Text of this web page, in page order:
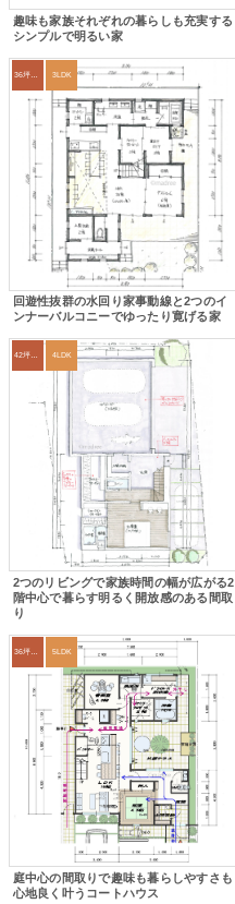
趣味も家族それぞれの暮らしも充実する
シンプルで明るい家
3LDK
回遊性抜群の水回り家事動線と2つのイ
ンナーバルコニーでゆったり寛げる家
42坪～45坪 4LDK
2つのリビングで家族時間の幅が広がる2
階中心で暮らす明るく開放感のある間取
り
5LDK
庭中心の間取りで趣味も暮らしやすさも
心地良く叶うコートハウス